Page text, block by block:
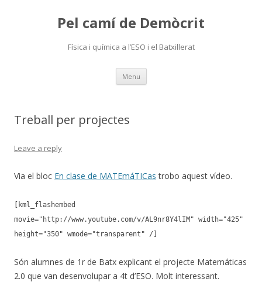
Pel camí de Demòcrit
Física i química a l’ESO i el Batxillerat
Menu Skip
content
Treball per projectes
Leave a reply
Via el bloc En clase de MATEmáTICas trobo aquest vídeo.
[kml_flashembed
movie="http://www.youtube.com/v/AL9nr8Y4lIM" width="425"
height="350" wmode="transparent" /]
Són alumnes de 1r de Batx explicant el projecte Matemáticas
2.0 que van desenvolupar a 4t d’ESO. Molt interessant.